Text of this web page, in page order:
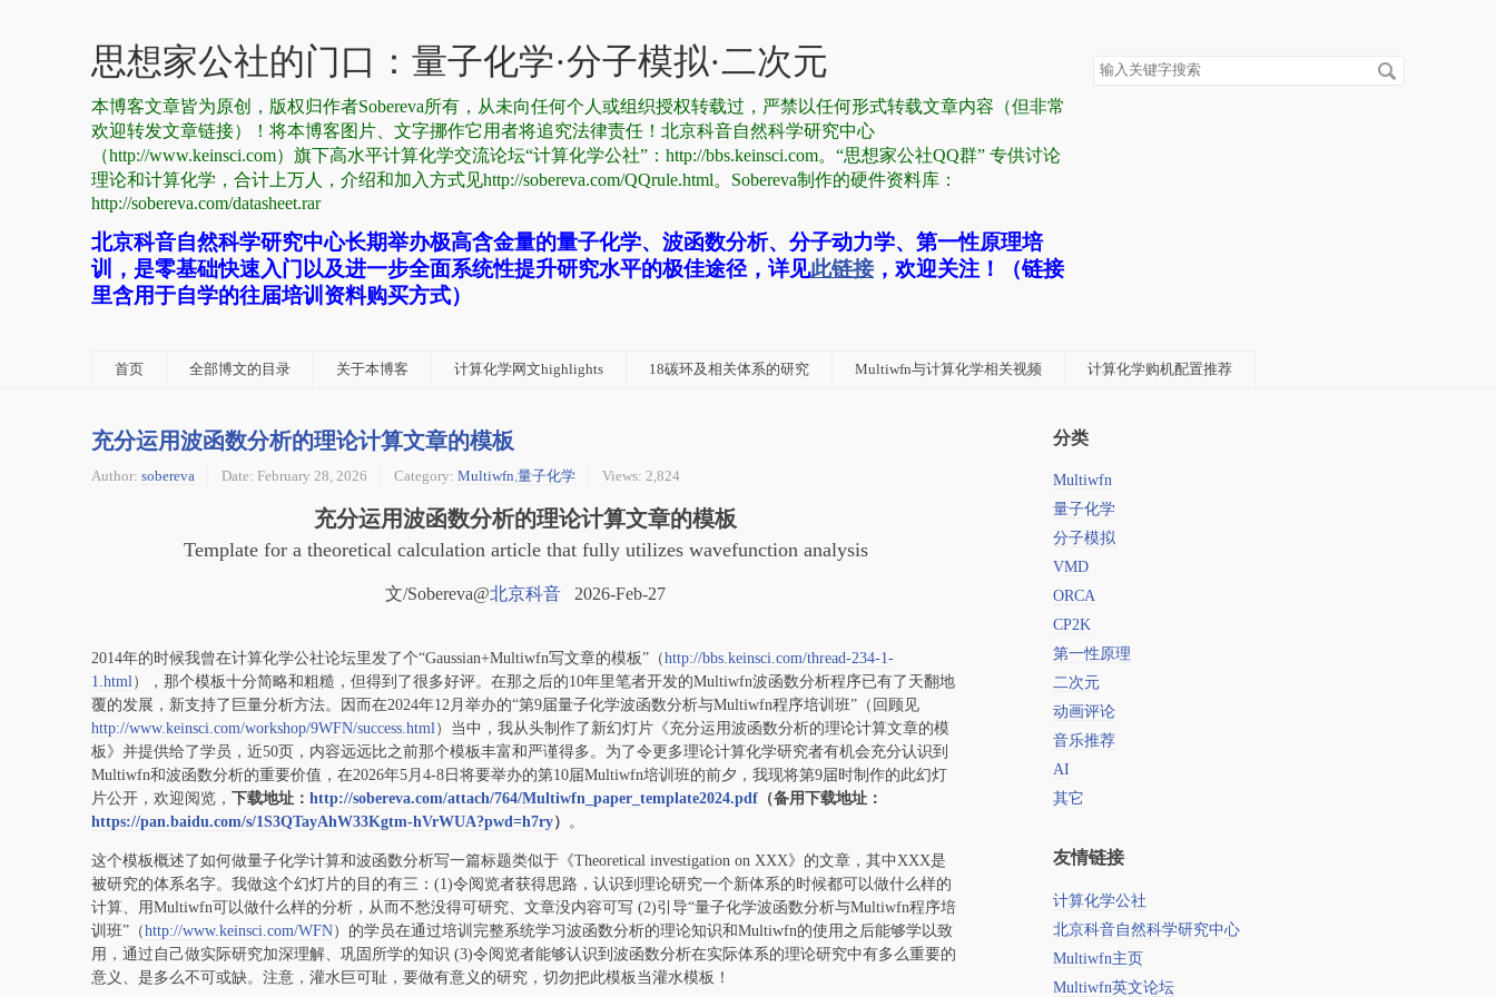
思想家公社的门口：量子化学·分子模拟·二次元
本博客文章皆为原创，版权归作者Sobereva所有，从未向任何个人或组织授权转载过，严禁以任何形式转载文章内容（但非常
欢迎转发文章链接）！将本博客图片、文字挪作它用者将追究法律责任！北京科音自然科学研究中心
（http://www.keinsci.com）旗下高水平计算化学交流论坛“计算化学公社”：http://bbs.keinsci.com。“思想家公社QQ群” 专供讨论
理论和计算化学，合计上万人，介绍和加入方式见http://sobereva.com/QQrule.html。Sobereva制作的硬件资料库：
http://sobereva.com/datasheet.rar
北京科音自然科学研究中心长期举办极高含金量的量子化学、波函数分析、分子动力学、第一性原理培
训，是零基础快速入门以及进一步全面系统性提升研究水平的极佳途径，详见此链接，欢迎关注！（链接
里含用于自学的往届培训资料购买方式）
搜
首页 全部博文的目录 关于本博客 计算化学网文highlights 18碳环及相关体系的研究 Multiwfn与计算化学相关视频 计算化学购机配置推荐
充分运用波函数分析的理论计算文章的模板
Author: sobereva Date: February 28, 2026 Category: Multiwfn,量子化学 Views: 2,824
充分运用波函数分析的理论计算文章的模板
Template for a theoretical calculation article that fully utilizes wavefunction analysis
文/Sobereva@北京科音 2026-Feb-27
2014年的时候我曾在计算化学公社论坛里发了个“Gaussian+Multiwfn写文章的模板”（http://bbs.keinsci.com/thread-234-1-
1.html），那个模板十分简略和粗糙，但得到了很多好评。在那之后的10年里笔者开发的Multiwfn波函数分析程序已有了天翻地
覆的发展，新支持了巨量分析方法。因而在2024年12月举办的“第9届量子化学波函数分析与Multiwfn程序培训班”（回顾见
http://www.keinsci.com/workshop/9WFN/success.html）当中，我从头制作了新幻灯片《充分运用波函数分析的理论计算文章的模
板》并提供给了学员，近50页，内容远远比之前那个模板丰富和严谨得多。为了令更多理论计算化学研究者有机会充分认识到
Multiwfn和波函数分析的重要价值，在2026年5月4-8日将要举办的第10届Multiwfn培训班的前夕，我现将第9届时制作的此幻灯
片公开，欢迎阅览， 下载地址： http://sobereva.com/attach/764/Multiwfn_paper_template2024.pdf （备用下载地址：
https://pan.baidu.com/s/1S3QTayAhW33Kgtm-hVrWUA?pwd=h7ry） 。
这个模板概述了如何做量子化学计算和波函数分析写一篇标题类似于《Theoretical investigation on XXX》的文章，其中XXX是
被研究的体系名字。我做这个幻灯片的目的有三：(1)令阅览者获得思路，认识到理论研究一个新体系的时候都可以做什么样的
计算、用Multiwfn可以做什么样的分析，从而不愁没得可研究、文章没内容可写 (2)引导“量子化学波函数分析与Multiwfn程序培
训班”（http://www.keinsci.com/WFN）的学员在通过培训完整系统学习波函数分析的理论知识和Multiwfn的使用之后能够学以致
用，通过自己做实际研究加深理解、巩固所学的知识 (3)令阅览者能够认识到波函数分析在实际体系的理论研究中有多么重要的
意义、是多么不可或缺。注意，灌水巨可耻，要做有意义的研究，切勿把此模板当灌水模板！
分类
Multiwfn
量子化学
分子模拟
VMD
ORCA
CP2K
第一性原理
二次元
动画评论
音乐推荐
AI
其它
友情链接
计算化学公社
北京科音自然科学研究中心
Multiwfn主页
Multiwfn英文论坛